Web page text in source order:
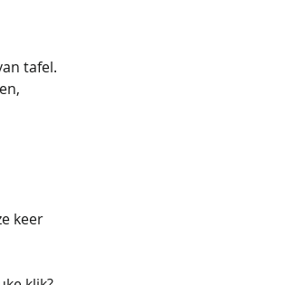
tafel.
keer